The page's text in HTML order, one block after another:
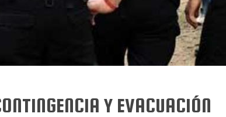
Y EVACUACIÓN